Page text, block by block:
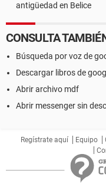
antigüedad en Belice
CONSULTA
Búsqueda por voz de
Descargar libros de
Abrir archivo mdf
Abrir messenger sin
Regístrate aquí Equipo